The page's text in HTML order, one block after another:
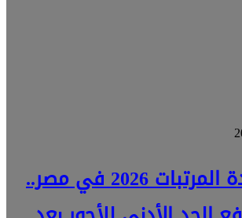
موعد زيادة المرتبات 2026 في مصر..